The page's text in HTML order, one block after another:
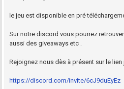
le jeu est disponible en pré
Sur notre discord vous pourrez
aussi des giveaways etc .
Rejoignez nous dès à présent sur le
https://discord.com/invite/6cJ9duEyEz